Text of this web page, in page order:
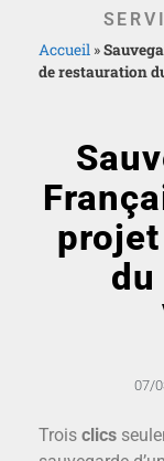
Accueil »
de restauration
07/
Trois clics